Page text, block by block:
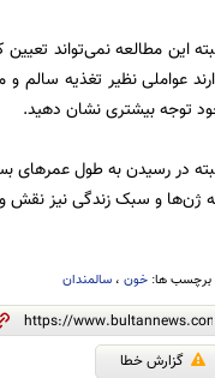
این مطالعه نمی‌تواند
عواملی نظیر تغذیه
توجه بیشتری نشان دهید.
در رسیدن به طول عمرهای
ژن‌ها و سبک زندگی نیز نقش
برچسب ها: خون، سالمندان
گزارش خطا